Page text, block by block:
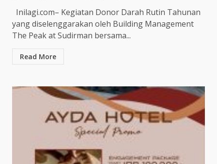
Inilagi.com– Kegiatan Donor Darah Rutin Tahunan
yang diselenggarakan oleh Building Management
The Peak at Sudirman bersama...
Read More